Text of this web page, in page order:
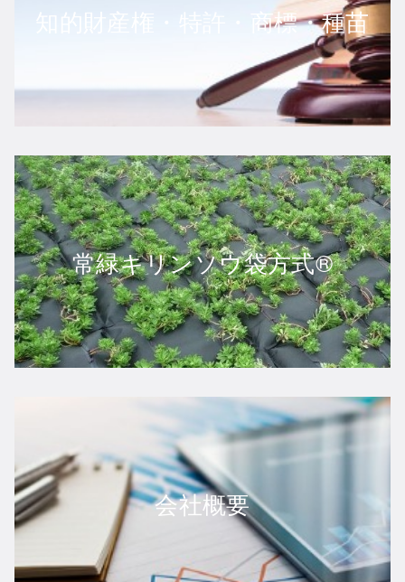
知的財産権・特許・商標・種苗
常緑キリンソウ袋方式®
会社概要